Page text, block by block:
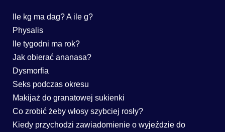
Ile kg ma dag? A ile g?
Physalis
Ile tygodni ma rok?
Jak obierać ananasa?
Dysmorfia
Seks podczas okresu
Makijaż do granatowej sukienki
Co zrobić żeby włosy szybciej rosły?
Kiedy przychodzi zawiadomienie o wyjeździe do